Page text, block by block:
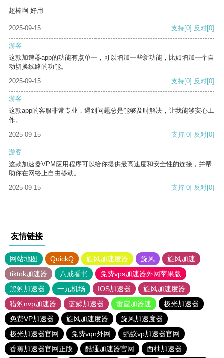
超棒啊 好用
2025-09-15 支持[0] 反对[0]
游客
这款加速器app的功能有点单一，可以增加一些新功能，比如增加一个自
动切换线路的功能。
2025-09-15
支持[0] 反对[0]
游客
这款app的客服非常专业，遇到问题总是能够及时解决，让我能够安心工
作。
2025-09-15
支持[0] 反对[0]
游客
这款加速器VPM应用程序可以给你提供最高速度和安全性的连接，并帮
助你在网络上自由移动。
2025-09-15
支持[0] 反对[0]
友情链接
网站地图 QuickQ 旋风加速度器 旋风
旋风加速
tiktok加速器
八戒看书
免费vps加速器外网苹果版
黑豹加速器
一元机场 IOS加速器
旋风加速度器
猎豹nvp加速器
蓝鲸加速器 雷霆加器速
极光加速器
免费VP加速器
旋风加速度器
旋风加速度器
极光加速器官网
免费vqn外网
蚂蚁vp加速器官网
香蕉加速器官网正版
酷通加速器官网 西柚加速器